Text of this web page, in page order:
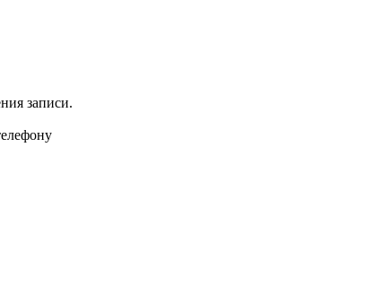
записи.